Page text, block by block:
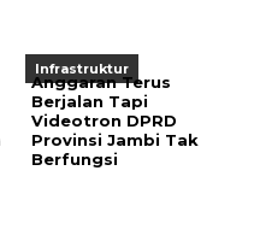
Infrastruktur
Anggaran Terus
Berjalan Tapi
Videotron DPRD
Provinsi Jambi Tak
Berfungsi